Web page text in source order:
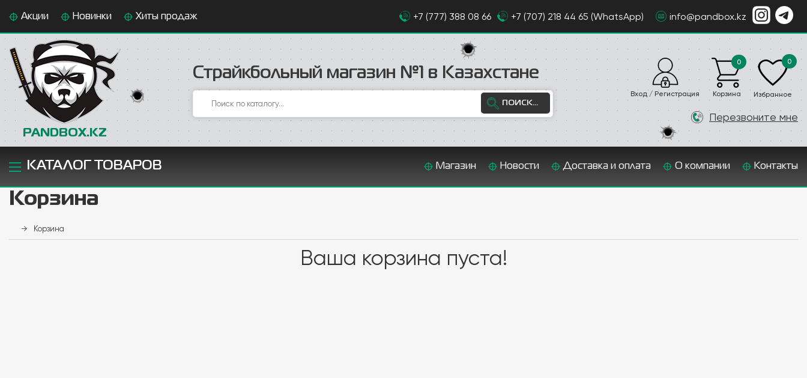
Акции Новинки Хиты продаж +7 (777) 388 08 66 +7 (707) 218 44 65 (WhatsApp) info@pandbox.kz
PANDBOX.KZ
Страйкбольный магазин №1 в Казахстане
ПОИСК...
Вход / Регистрация Корзина
0
Избранное
0
Перезвоните мне
КАТАЛОГ ТОВАРОВ Магазин Новости Доставка и оплата О компании Контакты
Корзина
→ Корзина
Ваша корзина пуста!